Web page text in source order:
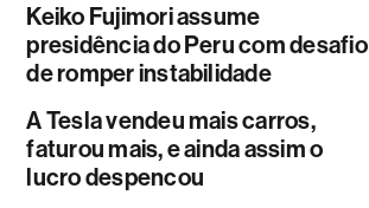
Keiko Fujimori assume
presidência do Peru com desafio
de romper instabilidade
A Tesla vendeu mais carros,
faturou mais, e ainda assim o
lucro despencou